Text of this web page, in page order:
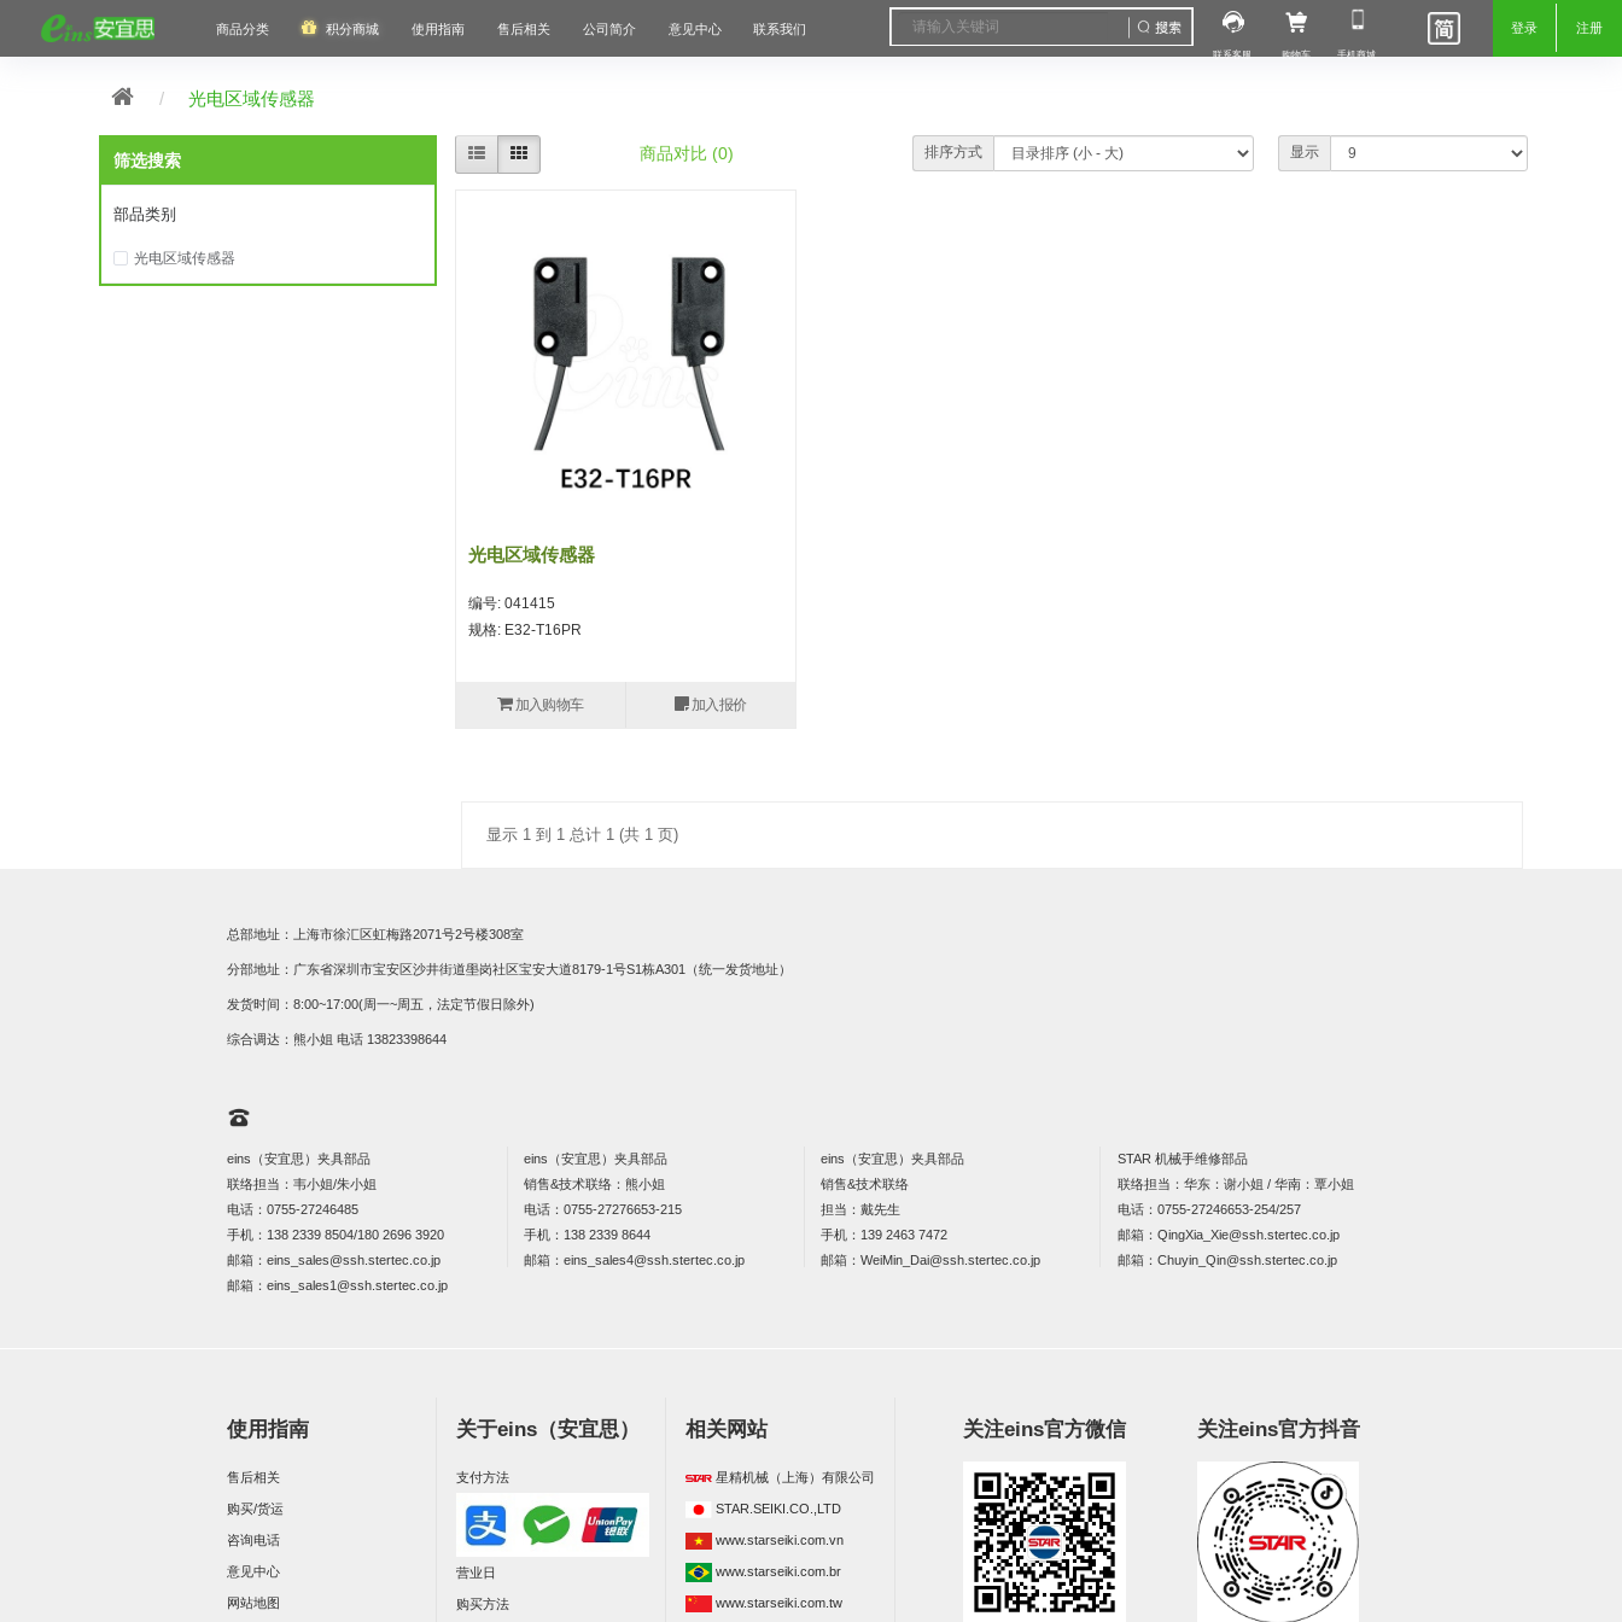
商品分类 积分商城 使用指南 售后相关 公司简介 意见中心 联系我们
联系客服 购物车 手机商城
登录 注册
光电区域传感器
筛选搜索
部品类别
光电区域传感器
商品对比 (0) 排序方式 显示
光电区域传感器
编号: 041415
规格: E32-T16PR
加入购物车 加入报价
显示 1 到 1 总计 1 (共 1 页)
总部地址：上海市徐汇区虹梅路2071号2号楼308室
分部地址：广东省深圳市宝安区沙井街道壆岗社区宝安大道8179-1号S1栋A301（统一发货地址）
发货时间：8:00~17:00(周一~周五，法定节假日除外)
综合调达：熊小姐 电话 13823398644
eins（安宜思）夹具部品
联络担当：韦小姐/朱小姐
电话：0755-27246485
手机： 138 2339 8504/180 2696 3920
邮箱：eins_sales@ssh.stertec.co.jp
邮箱：eins_sales1@ssh.stertec.co.jp
eins（安宜思）夹具部品
销售&技术联络：熊小姐
电话：0755-27276653-215
手机： 138 2339 8644
邮箱：eins_sales4@ssh.stertec.co.jp
eins（安宜思）夹具部品
销售&技术联络
担当：戴先生
手机： 139 2463 7472
邮箱： WeiMin_Dai@ssh.stertec.co.jp
STAR 机械手维修部品
联络担当：华东：谢小姐 / 华南：覃小姐
电话： 0755-27246653-254/257
邮箱： QingXia_Xie@ssh.stertec.co.jp
邮箱： Chuyin_Qin@ssh.stertec.co.jp
使用指南
售后相关
购买/货运
咨询电话
意见中心
网站地图
关于eins（安宜思）
支付方法
营业日
购买方法
相关网站
星精机械（上海）有限公司
STAR.SEIKI.CO.,LTD
www.starseiki.com.vn
www.starseiki.com.br
www.starseiki.com.tw
关注eins官方抖音
关注eins官方微信